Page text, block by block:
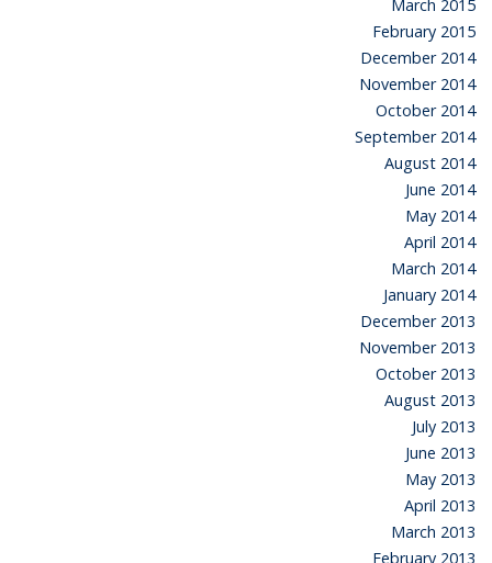
March 2015
February 2015
December 2014
November 2014
October 2014
September 2014
August 2014
June 2014
May 2014
April 2014
March 2014
January 2014
December 2013
November 2013
October 2013
August 2013
July 2013
June 2013
May 2013
April 2013
March 2013
February 2013